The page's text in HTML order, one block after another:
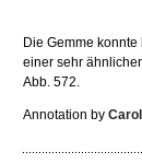
Die Gemme
einer sehr
Abb. 572.
Annotation by